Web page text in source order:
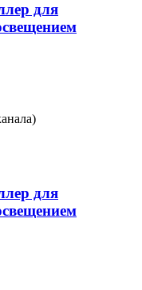
для
для